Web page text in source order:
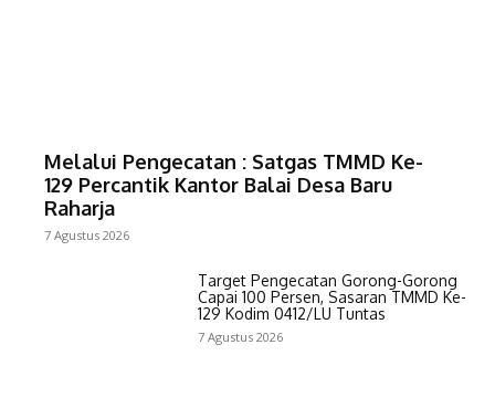
Melalui Pengecatan : Satgas TMMD Ke-
129 Percantik Kantor Balai Desa Baru
Raharja
7 Agustus 2026
Target Pengecatan Gorong-Gorong
Capai 100 Persen, Sasaran TMMD Ke-
129 Kodim 0412/LU Tuntas
7 Agustus 2026